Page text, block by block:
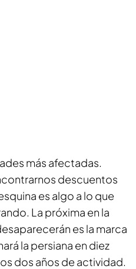
más afectadas.
descuentos
es algo a lo que
La próxima en la
es la marca
la persiana en diez
dos años de actividad.